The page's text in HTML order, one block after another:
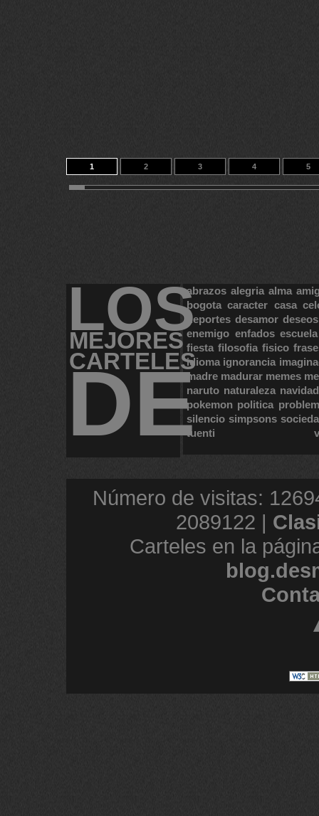
1 2 3 4 5
11 12 13 14 135
LOS
MEJORES
CARTELES
DE
abrazos alegria alma
bogota caracter casa
deportes desamor deseos
enemigo enfados escuela
fiesta filosofia fisico
idioma ignorancia
madre madurar memes
naruto naturaleza navidad
pokemon politica
silencio simpsons
tuenti
Número de visitas:
2089122 |
Carteles en la